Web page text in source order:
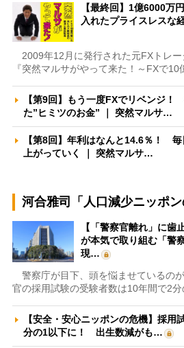
【最終回】1億6000万
入れたプライスレスな
2009年12月に発行された元FXトレ
『突然マルサがやって来た！～FXで10
【第9回】もう一度FXでリベンジ
た”ヒミツのお金” ｜ 突然マルサ…
【第8回】年利はなんと14.6％！
上がっていく ｜ 突然マルサ…
河合雅司「人口減少ニッポン
【「警察官離れ」に歯
が本気で取り組む「警
現…
警察庁が目下、頭を悩ませているの
官の採用試験の受験者数は10年間で2分
【安全・安心ニッポンの危機】採用
分の1以下に！ 出生数減がも…